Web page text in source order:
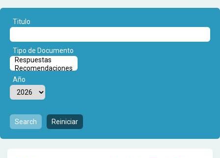
Titulo
Tipo de Documento
Año
Search Reiniciar